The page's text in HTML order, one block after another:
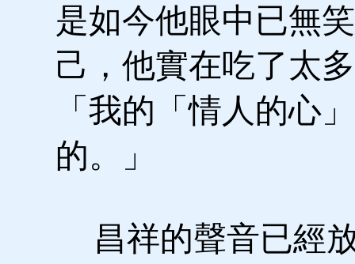
是如今他眼中已無
己，他實在吃了太
「我的「情人的心
的。」
昌祥的聲音已經